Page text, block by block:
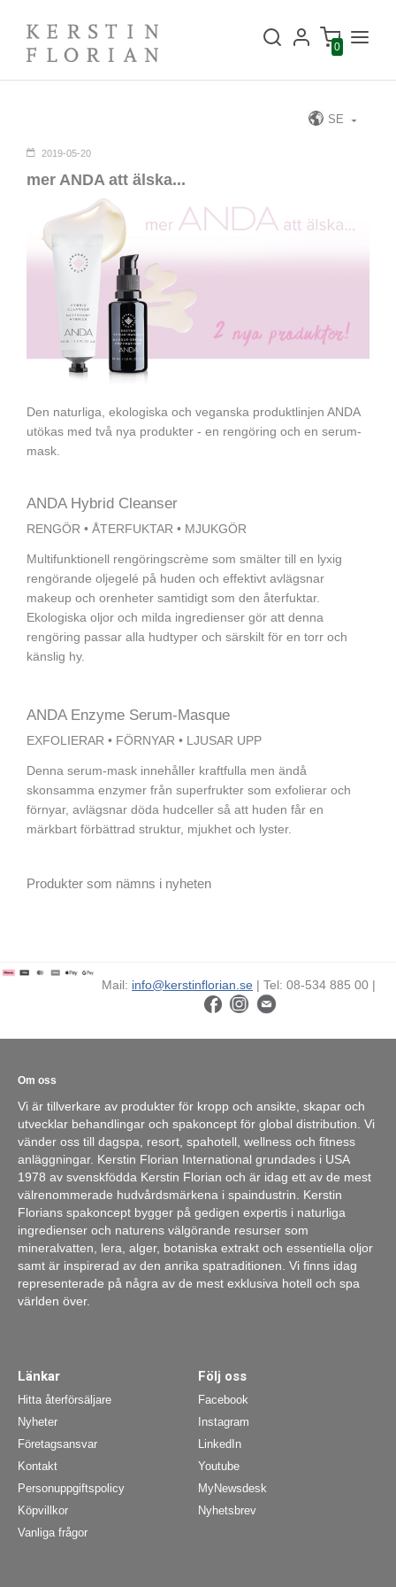
0
SE
2019-05-20
mer ANDA att älska...
Den naturliga, ekologiska och veganska produktlinjen ANDA
utökas med två nya produkter - en rengöring och en serum-
mask.
ANDA Hybrid Cleanser
RENGÖR • ÅTERFUKTAR • MJUKGÖR
Multifunktionell rengöringscrème som smälter till en lyxig
rengörande oljegelé på huden och effektivt avlägsnar
makeup och orenheter samtidigt som den återfuktar.
Ekologiska oljor och milda ingredienser gör att denna
rengöring passar alla hudtyper och särskilt för en torr och
känslig hy.
ANDA Enzyme Serum-Masque
EXFOLIERAR • FÖRNYAR • LJUSAR UPP
Denna serum-mask innehåller kraftfulla men ändå
skonsamma enzymer från superfrukter som exfolierar och
förnyar, avlägsnar döda hudceller så att huden får en
märkbart förbättrad struktur, mjukhet och lyster.
Produkter som nämns i nyheten
Mail: info@kerstinflorian.se | Tel: 08-534 885 00 |
Om oss
Vi är tillverkare av produkter för kropp och ansikte, skapar och
utvecklar behandlingar och spakoncept för global distribution. Vi
vänder oss till dagspa, resort, spahotell, wellness och fitness
anläggningar. Kerstin Florian International grundades i USA
1978 av svenskfödda Kerstin Florian och är idag ett av de mest
välrenommerade hudvårdsmärkena i spaindustrin. Kerstin
Florians spakoncept bygger på gedigen expertis i naturliga
ingredienser och naturens välgörande resurser som
mineralvatten, lera, alger, botaniska extrakt och essentiella oljor
samt är inspirerad av den anrika spatraditionen. Vi finns idag
representerade på några av de mest exklusiva hotell och spa
världen över.
Länkar
Hitta återförsäljare
Nyheter
Företagsansvar
Kontakt
Personuppgiftspolicy
Köpvillkor
Vanliga frågor
Följ oss
Facebook
Instagram
LinkedIn
Youtube
MyNewsdesk
Nyhetsbrev